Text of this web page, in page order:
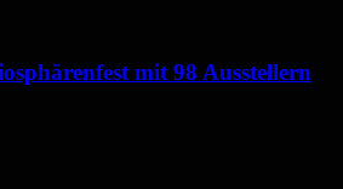
mit 98 Ausstellern